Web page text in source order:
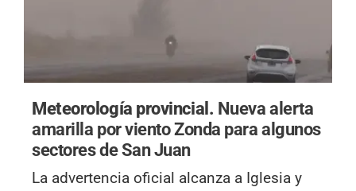
Meteorología provincial. Nueva alerta
amarilla por viento Zonda para algunos
sectores de San Juan
La advertencia oficial alcanza a Iglesia y